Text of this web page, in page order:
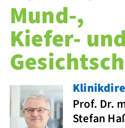
Mund-,
Kiefer- und
Prof. Dr.
Stefan